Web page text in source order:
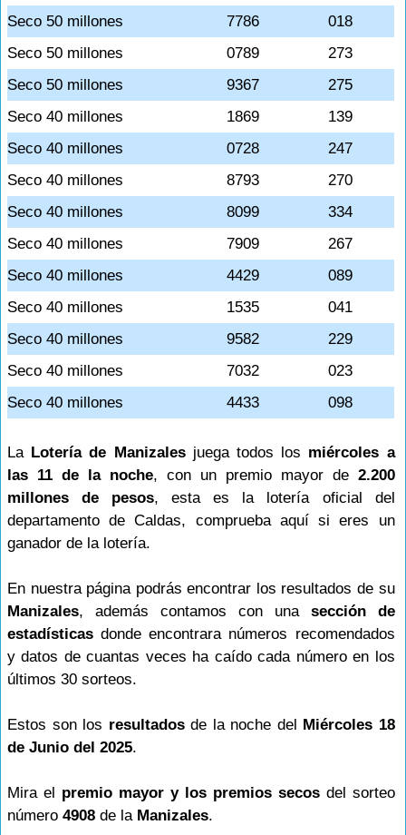
Seco 50 millones
7786
018
Seco 50 millones
0789
273
Seco 50 millones
9367
275
Seco 40 millones
1869
139
Seco 40 millones
0728
247
Seco 40 millones
8793
270
Seco 40 millones
8099
334
Seco 40 millones
7909
267
Seco 40 millones
4429
089
Seco 40 millones
1535
041
Seco 40 millones
9582
229
Seco 40 millones
7032
023
Seco 40 millones
4433 098
La Lotería de Manizalesjuega todos los miércoles a
las 11 de la noche, con un premio mayor de 2.200
millones de pesos, esta es la lotería oficial del
departamento de Caldas, comprueba aquí si eres un
ganador de la lotería.
En nuestra página podrás encontrar los resultados de su
Manizales, además contamos con una sección de
estadísticas donde encontrara números recomendados
y datos de cuantas veces ha caído cada número en los
últimos 30 sorteos.
Estos son los resultadosde la noche del Miércoles 18
de Junio del 2025.
Mira el premio mayor y los premios secosdel sorteo
número 4908 de la Manizales.